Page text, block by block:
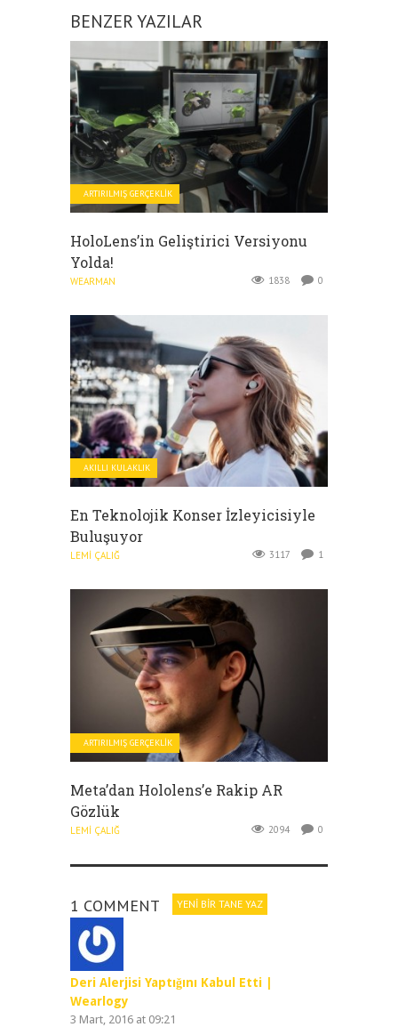
BENZER YAZILAR
ARTIRILMIŞ GERÇEKLIK
HoloLens’in Geliştirici Versiyonu
Yolda!
WEARMAN 1838 0
AKILLI KULAKLIK
En Teknolojik Konser İzleyicisiyle
Buluşuyor
LEMI ÇALIĞ 3117 1
ARTIRILMIŞ GERÇEKLIK
Meta’dan Hololens’e Rakip AR
Gözlük
LEMI ÇALIĞ 2094 0
1 COMMENT YENI BIR TANE YAZ
Deri Alerjisi Yaptığını Kabul Etti |
Wearlogy
3 Mart, 2016 at 09:21